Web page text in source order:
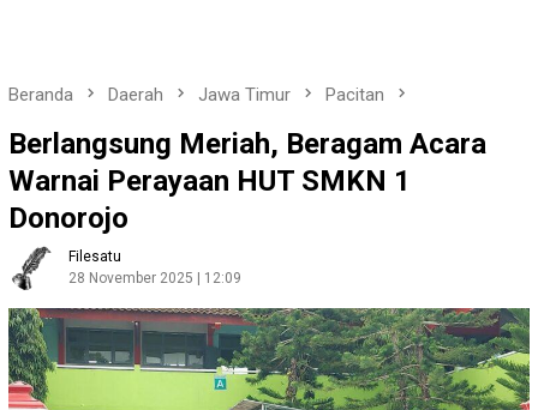
Beranda Daerah Jawa Timur Pacitan
Berlangsung Meriah, Beragam Acara
Warnai Perayaan HUT SMKN 1
Donorojo
Filesatu
28 November 2025 | 12:09